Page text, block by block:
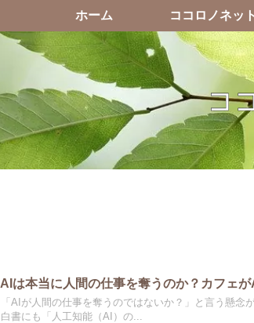
ホーム ココロノネッ
AIは本当に人間の仕事を奪うのか？カフェ
「AIが人間の仕事を奪うのではないか？」と言う懸念
白書にも「人工知能（AI）の...